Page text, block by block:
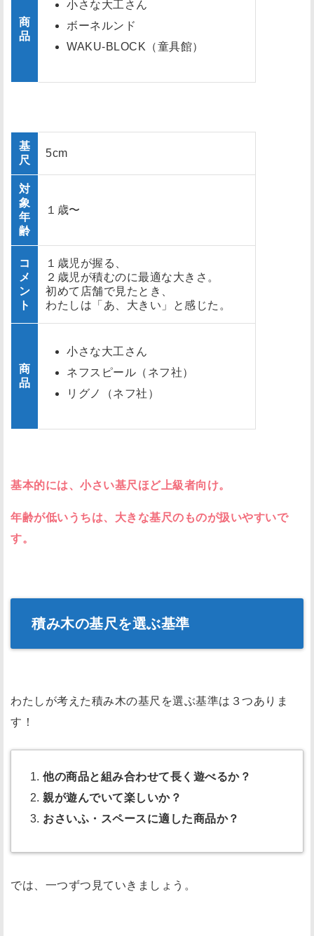
商
品
小さな大工さん
ボーネルンド
WAKU-BLOCK（童具館）
基
尺
5cm
対
象
年
齢
１歳〜
コ
メ
ン
ト
１歳児が握る、
２歳児が積むのに最適な大きさ。
初めて店舗で見たとき、
わたしは「あ、大きい」と感じた。
商
品
小さな大工さん
ネフスピール（ネフ社）
リグノ（ネフ社）
基本的には、小さい基尺ほど上級者向け。
年齢が低いうちは、大きな基尺のものが扱いやすいで
す。
積み木の基尺を選ぶ基準
わたしが考えた積み木の基尺を選ぶ基準は３つありま
す！
他の商品と組み合わせて長く遊べるか？
親が遊んでいて楽しいか？
おさいふ・スペースに適した商品か？
では、一つずつ見ていきましょう。